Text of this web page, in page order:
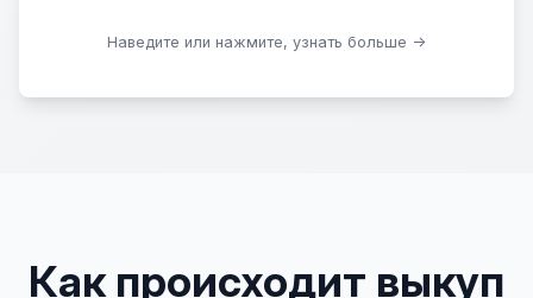
Наведите или нажмите, узнать больше →
Скачать образцы
Как происходит выкуп